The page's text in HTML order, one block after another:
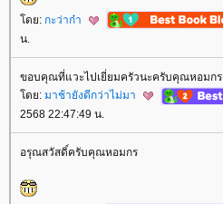
ดย: กะว่าก๋า
น.
ขอบคุณที่แวะไปเยี่ยมครัวนะครับคุณหอมกร
ดย: มาช้ายังดีกว่าไม่มา
2568 22:47:49 น.
อรุณสวัสดิ์ครับคุณหอมกร